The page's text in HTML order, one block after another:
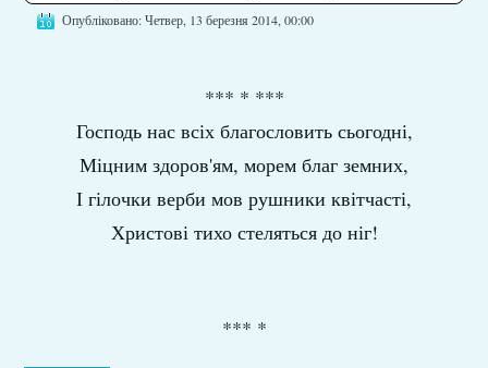
Опубліковано: Четвер, 13 березня 2014, 00:00
*** * ***
Господь нас всіх благословить сьогодні,
Міцним здоров'ям, морем благ земних,
І гілочки верби мов рушники квітчасті,
Христові тихо стеляться до ніг!
*** *